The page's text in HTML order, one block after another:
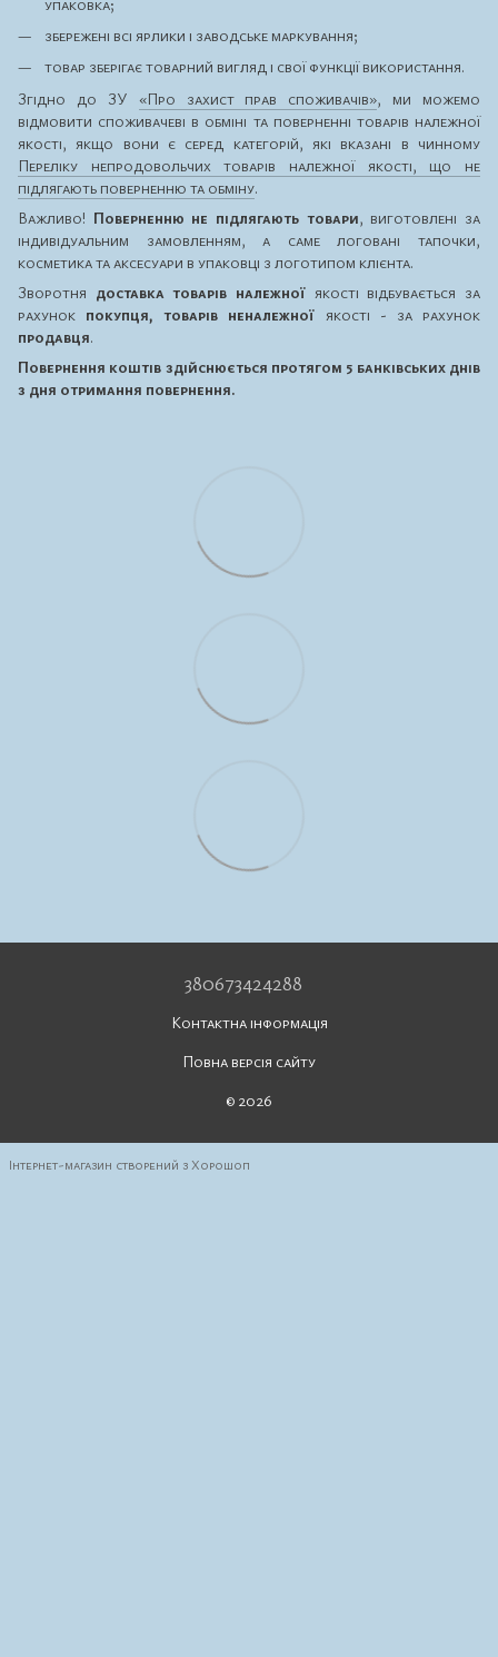
збережені всі ярлики і заводське маркування;
товар зберігає товарний вигляд і свої функції використання.
Згідно до ЗУ «Про захист прав споживачів», ми можемо
відмовити споживачеві в обміні та поверненні товарів належної
якості, якщо вони є серед категорій, які вказані в чинному
Переліку непродовольчих товарів належної якості, що не
підлягають поверненню та обміну.
Важливо! Поверненню не підлягають товари, виготовлені за
індивідуальним замовленням, а саме логовані тапочки,
косметика та аксесуари в упаковці з логотипом клієнта.
Зворотня доставка товарів належної якості відбувається за
рахунок покупця, товарів неналежної якості - за рахунок
продавця.
Повернення коштів здійснюється протягом 5 банківських днів
з дня отримання повернення.
380673424288
Контактна інформація
Повна версія сайту
© 2026
Інтернет-магазин створений з Хорошоп